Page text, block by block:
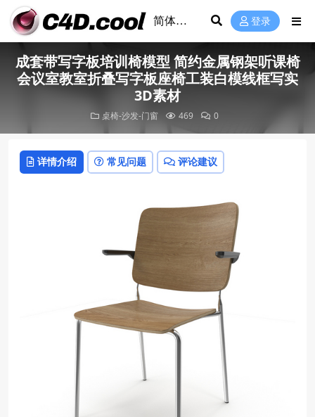
登录
成套带写字板培训椅模型 简约金属钢架听课椅
会议室教室折叠写字板座椅工装白模线框写实
3D素材
桌椅-沙发-门窗 469 0
详情介绍 常见问题 评论建议